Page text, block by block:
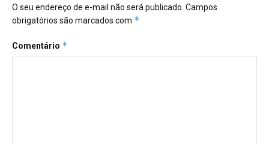
O seu endereço de e-mail não será publicado. Campos
obrigatórios são marcados com *
Comentário *